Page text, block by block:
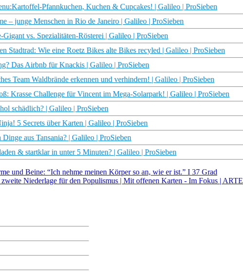
Pfannkuchen, Kuchen & Cupcakes! | Galileo | ProSieben
– junge Menschen in Rio de Janeiro | Galileo | ProSieben
Gigant vs. Spezialitäten-Rösterei | Galileo | ProSieben
Stadtrad: Wie eine Roetz Bikes alte Bikes recyled | Galileo | ProSieben
Das Airbnb für Knackis | Galileo | ProSieben
Team Waldbrände erkennen und verhindern! | Galileo | ProSieben
Krasse Challenge für Vincent im Mega-Solarpark! | Galileo | ProSieben
schädlich? | Galileo | ProSieben
5 Secrets über Karten | Galileo | ProSieben
aus Tansania? | Galileo | ProSieben
& startklar in unter 5 Minuten? | Galileo | ProSieben
und Beine: “Ich nehme meinen Körper so an, wie er ist.” I 37 Grad
Niederlage für den Populismus | Mit offenen Karten - Im Fokus | ARTE